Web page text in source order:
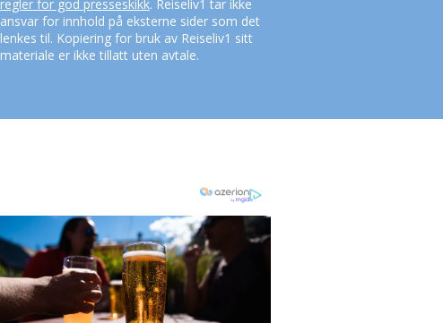
regler for god presseskikk. Reiseliv1 tar ikke
ansvar for innhold på eksterne sider som det
lenkes til. Kopiering for bruk av Reiseliv1 sitt
materiale er ikke tillatt uten avtale.